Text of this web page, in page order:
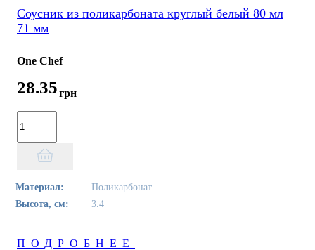
Соусник из поликарбоната круглый белый 80 мл
71 мм
One Chef
28.35грн
Материал:
Поликарбонат
Высота, см:
3.4
ПОДРОБНЕЕ